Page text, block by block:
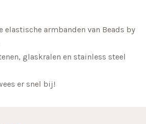
elastische armbanden van Beads by
glaskralen en stainless steel
er snel bij!